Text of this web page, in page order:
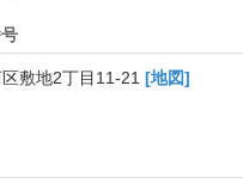
敷地2丁目11-21 [地図]